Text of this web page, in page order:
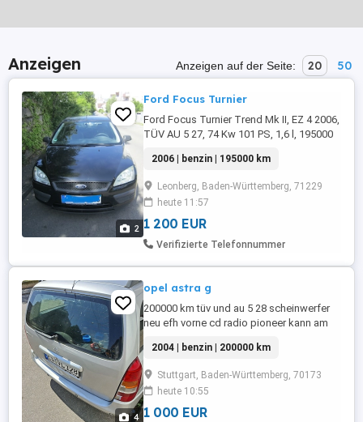
Anzeigen Anzeigen auf der Seite: 20 50
2
Ford Focus Turnier
Ford Focus Turnier Trend Mk II, EZ 4 2006,
TÜV AU 5 27, 74 Kw 101 PS, 1,6 l, 195000
E10 geeignet), Farbe schwarz,
Ganzjahresreifen. Zustand dem Alter
entsprechend gut. Regelmäßiger
Ölwechsel, fahrbereit und aktuell noch
angemeldet. Verkauf von privat wegen
Fahrzeugwechsel. ...
2006 | benzin | 195000 km
Leonberg, Baden-Württemberg, 71229
heute 11:57
1 200 EUR
Verifizierte Telefonnummer
4
opel astra g
200000 km tüv und au 5 28 scheinwerfer
neu efh vorne cd radio pioneer kann am
2004 | benzin | 200000 km
Stuttgart, Baden-Württemberg, 70173
heute 10:55
1 000 EUR